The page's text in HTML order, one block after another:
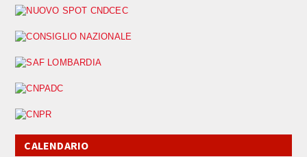
CALENDARIO